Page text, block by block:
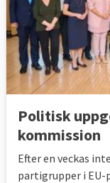
Politisk
kommission
Efter en veckas
partigrupper i